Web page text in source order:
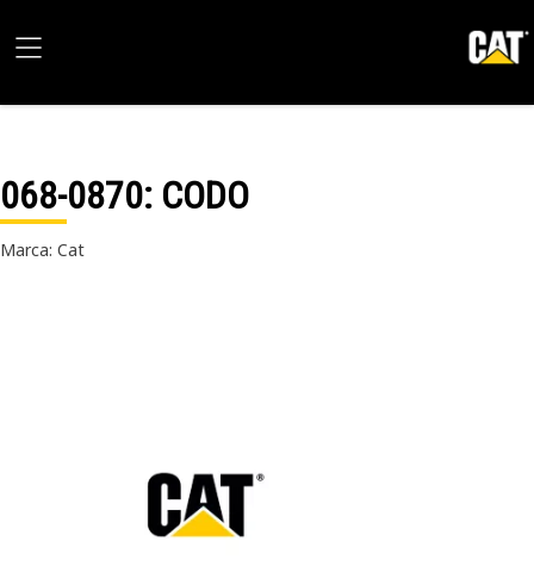
068-0870: CODO
Marca: Cat